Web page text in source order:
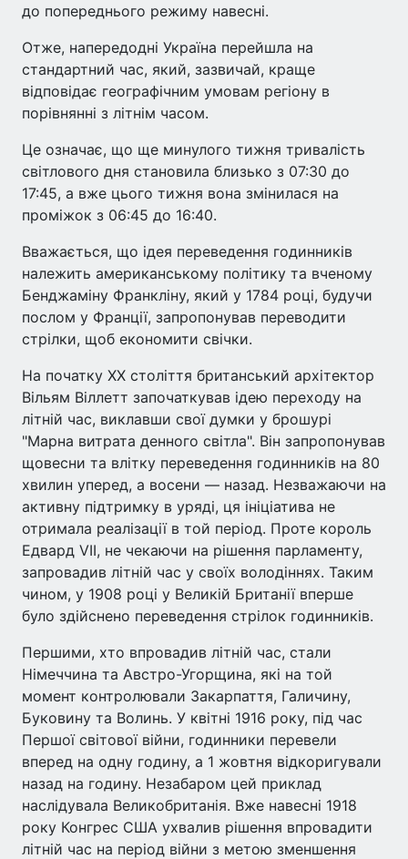
до попереднього режиму навесні.
Отже, напередодні Україна перейшла на
стандартний час, який, зазвичай, краще
відповідає географічним умовам регіону в
порівнянні з літнім часом.
Це означає, що ще минулого тижня тривалість
світлового дня становила близько з 07:30 до
17:45, а вже цього тижня вона змінилася на
проміжок з 06:45 до 16:40.
Вважається, що ідея переведення годинників
належить американському політику та вченому
Бенджаміну Франкліну, який у 1784 році, будучи
послом у Франції, запропонував переводити
стрілки, щоб економити свічки.
На початку XX століття британський архітектор
Вільям Віллетт започаткував ідею переходу на
літній час, виклавши свої думки у брошурі
"Марна витрата денного світла". Він запропонував
щовесни та влітку переведення годинників на 80
хвилин уперед, а восени — назад. Незважаючи на
активну підтримку в уряді, ця ініціатива не
отримала реалізації в той період. Проте король
Едвард VII, не чекаючи на рішення парламенту,
запровадив літній час у своїх володіннях. Таким
чином, у 1908 році у Великій Британії вперше
було здійснено переведення стрілок годинників.
Першими, хто впровадив літній час, стали
Німеччина та Австро-Угорщина, які на той
момент контролювали Закарпаття, Галичину,
Буковину та Волинь. У квітні 1916 року, під час
Першої світової війни, годинники перевели
вперед на одну годину, а 1 жовтня відкоригували
назад на годину. Незабаром цей приклад
наслідувала Великобританія. Вже навесні 1918
року Конгрес США ухвалив рішення впровадити
літній час на період війни з метою зменшення